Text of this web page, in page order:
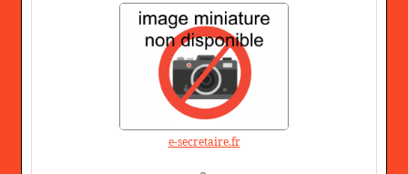
e-secretaire.fr